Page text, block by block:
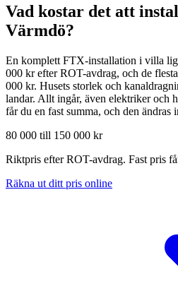
Vad kostar det att
Värmdö?
En komplett FTX-installation i villa
000 kr efter ROT-avdrag, och de
000 kr. Husets storlek och
landar. Allt ingår, även elektriker och
får du en fast summa, och den ändras
80 000 till 150 000 kr
Riktpris efter ROT-avdrag. Fast pris
Räkna ut ditt pris online